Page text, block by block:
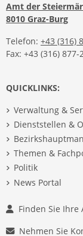
Amt der
8010 Graz-Burg
Telefon: +43 (316)
Fax: +43 (316) 877-
QUICKLINKS:
Verwaltung &
Dienststellen &
Themen &
Politik
News Portal
Finden Sie Ihre
Nehmen Sie